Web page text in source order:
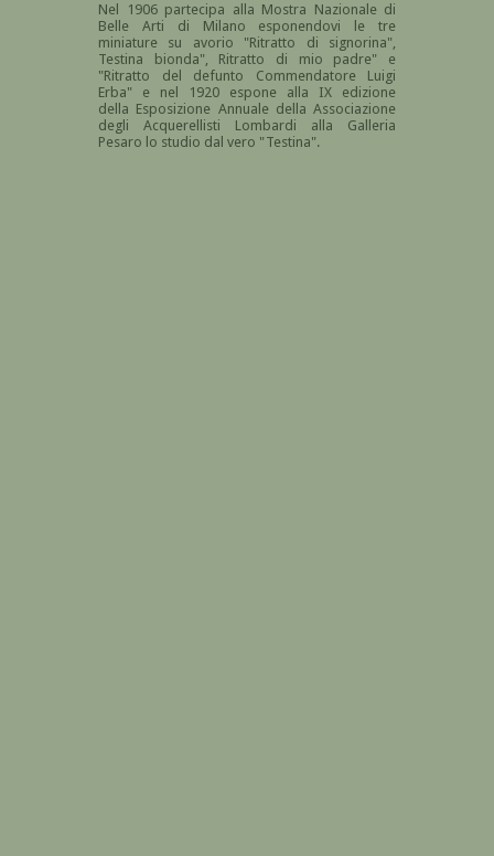
Nel 1906 partecipa alla Mostra Nazionale di
Belle Arti di Milano esponendovi le tre
miniature su avorio "Ritratto di signorina",
Testina bionda", Ritratto di mio padre" e
"Ritratto del defunto Commendatore Luigi
Erba" e nel 1920 espone alla IX edizione
della Esposizione Annuale della Associazione
degli Acquerellisti Lombardi alla Galleria
Pesaro lo studio dal vero "Testina".